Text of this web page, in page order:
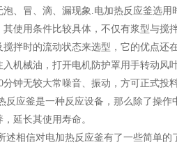
泡、冒、滴、漏现象.电加热反应釜选
其使用条件比较具体，不仅有浆型与搅
搅拌时的流动状态来选型，它的优点还
入机械油，打开电机防护罩用手转动风
分钟无较大常噪音、振动，方可正式投料
釜是一种反应设备，那么除了操作
延长其使用寿命。
信对电加热反应釜有了一些简单的